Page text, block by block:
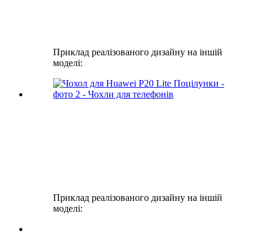
Приклад реалізованого дизайну на іншій
моделі:
Приклад реалізованого дизайну на іншій
моделі: